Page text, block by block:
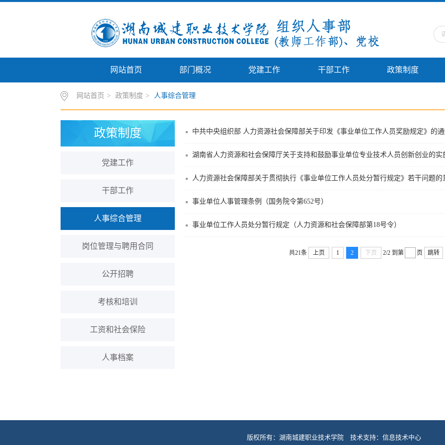
网站首页 部门概况 党建工作 干部工作 政策制度
网站首页 > 政策制度 > 人事综合管理
政策制度
党建工作
干部工作
人事综合管理
岗位管理与聘用合同
公开招聘
考核和培训
工资和社会保险
人事档案
事业单位人事管理条例（国务院令第652号）
事业单位工作人员处分暂行规定（人力资源和社会保障部第18号令）
共21条 上页 1 2 下页 2/2 到第 页 跳转
版权所有：湖南城建职业技术学院 技术支持：信息技术中心